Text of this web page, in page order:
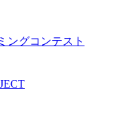
ングコンテスト